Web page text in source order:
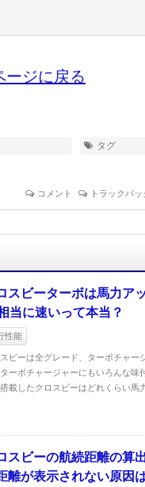
ジに戻る
タグ
コメント トラックバッ
スビーターボは馬力ア
当に速いって本当？
性能
ビーは全グレード、ターボチャー
ーボチャージャーにもいろんな味
載したクロスビーはどれくらい馬
スビーの航続距離の算
離が表示されない原因